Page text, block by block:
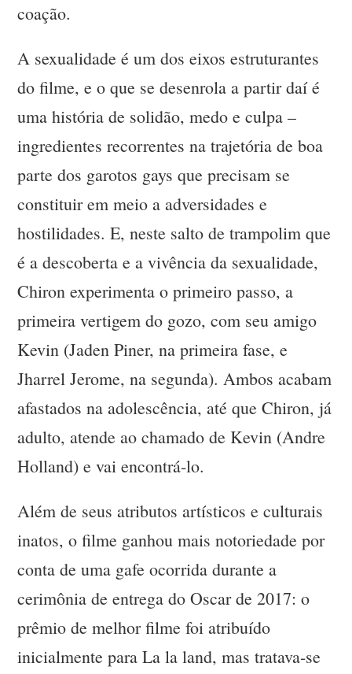
coação.
A sexualidade é um dos eixos estruturantes
do filme, e o que se desenrola a partir daí é
uma história de solidão, medo e culpa –
ingredientes recorrentes na trajetória de boa
parte dos garotos gays que precisam se
constituir em meio a adversidades e
hostilidades. E, neste salto de trampolim que
é a descoberta e a vivência da sexualidade,
Chiron experimenta o primeiro passo, a
primeira vertigem do gozo, com seu amigo
Kevin (Jaden Piner, na primeira fase, e
Jharrel Jerome, na segunda). Ambos acabam
afastados na adolescência, até que Chiron, já
adulto, atende ao chamado de Kevin (Andre
Holland) e vai encontrá-lo.
Além de seus atributos artísticos e culturais
inatos, o filme ganhou mais notoriedade por
conta de uma gafe ocorrida durante a
cerimônia de entrega do Oscar de 2017: o
prêmio de melhor filme foi atribuído
inicialmente para La la land, mas tratava-se